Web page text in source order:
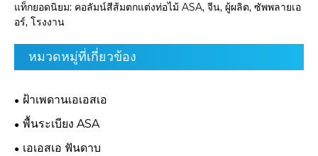
แท็กยอดนิยม: คอลัมน์สีส้มตกแต่งท่อไม้ ASA, จีน, ผู้ผลิต, ซัพพลายเอ
อร์, โรงงาน
หมวดหมู่ที่เกี่ยวข้อง
ฝ้าเพดานเอเอสเอ
พื้นระเบียง ASA
เอเอสเอ ฟันดาบ